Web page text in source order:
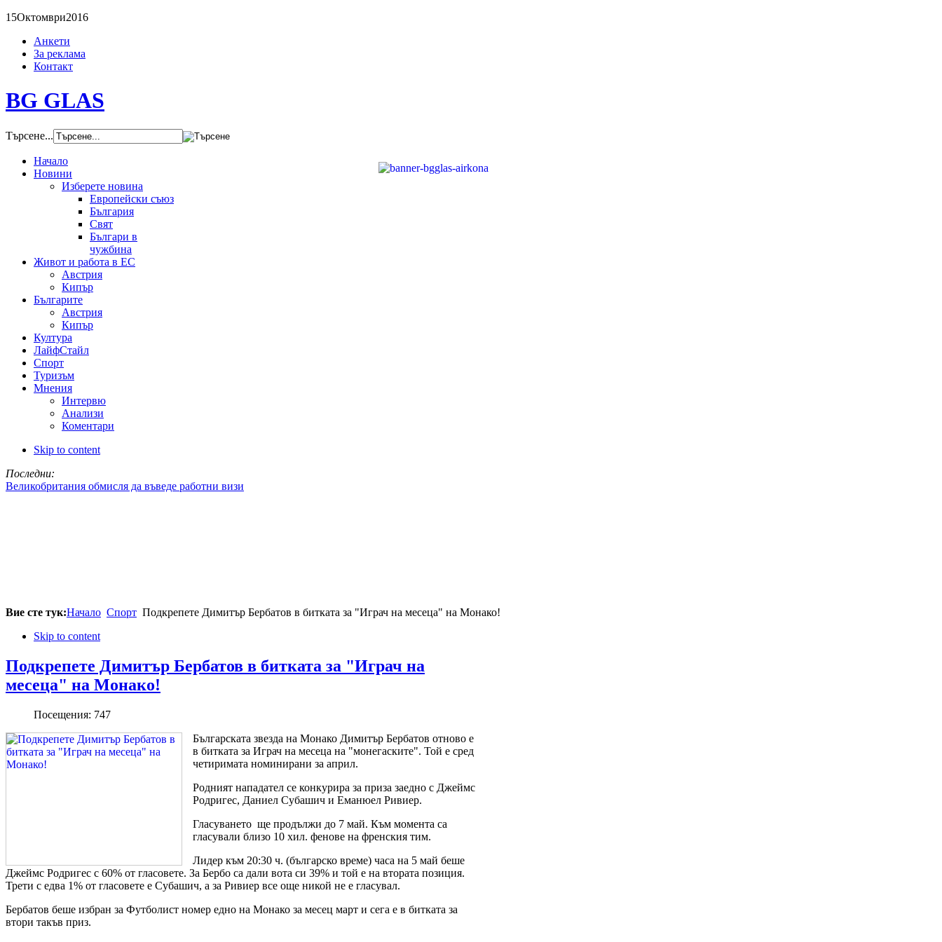
15Октомври2016
Анкети
За реклама
Контакт
BG GLAS
Търсене...
Начало
Новини
Изберете новина
Европейски съюз
България
Свят
Българи в
чужбина
Живот и работа в ЕС
Австрия
Кипър
Българите
Австрия
Кипър
Култура
ЛайфСтайл
Спорт
Туризъм
Мнения
Интервю
Анализи
Коментари
Skip to content
Последни:
Великобритания обмисля да въведе работни визи
Вие сте тук:Начало Спорт Подкрепете Димитър Бербатов в битката за "Играч на месеца" на Монако!
Skip to content
Подкрепете Димитър Бербатов в битката за "Играч на
месеца" на Монако!
Посещения: 747
Българската звезда на Монако Димитър Бербатов отново е
в битката за Играч на месеца на "монегаските". Той е сред
четиримата номинирани за април.
Родният нападател се конкурира за приза заедно с Джеймс
Родригес, Даниел Субашич и Еманюел Ривиер.
Гласуването ще продължи до 7 май. Към момента са
гласували близо 10 хил. фенове на френския тим.
Лидер към 20:30 ч. (българско време) часа на 5 май беше
Джеймс Родригес с 60% от гласовете. За Бербо са дали вота си 39% и той е на втората позиция.
Трети с едва 1% от гласовете е Субашич, а за Ривиер все още никой не е гласувал.
Бербатов беше избран за Футболист номер едно на Монако за месец март и сега е в битката за
втори такъв приз.